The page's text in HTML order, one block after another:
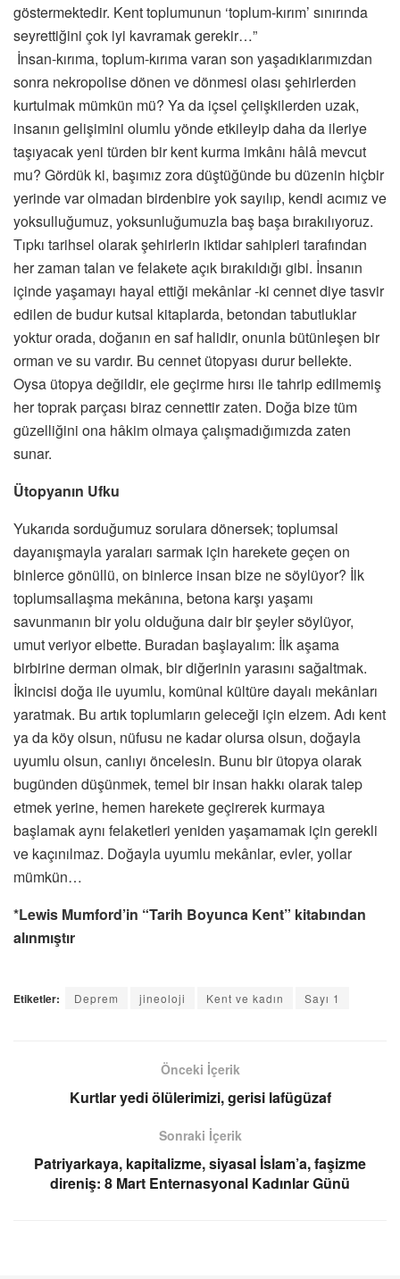
göstermektedir. Kent toplumunun ‘toplum-kırım’ sınırında
seyrettiğini çok iyi kavramak gerekir…”
İnsan-kırıma, toplum-kırıma varan son yaşadıklarımızdan
sonra nekropolise dönen ve dönmesi olası şehirlerden
kurtulmak mümkün mü? Ya da içsel çelişkilerden uzak,
insanın gelişimini olumlu yönde etkileyip daha da ileriye
taşıyacak yeni türden bir kent kurma imkânı hâlâ mevcut
mu? Gördük ki, başımız zora düştüğünde bu düzenin hiçbir
yerinde var olmadan birdenbire yok sayılıp, kendi acımız ve
yoksulluğumuz, yoksunluğumuzla baş başa bırakılıyoruz.
Tıpkı tarihsel olarak şehirlerin iktidar sahipleri tarafından
her zaman talan ve felakete açık bırakıldığı gibi. İnsanın
içinde yaşamayı hayal ettiği mekânlar -ki cennet diye tasvir
edilen de budur kutsal kitaplarda, betondan tabutluklar
yoktur orada, doğanın en saf halidir, onunla bütünleşen bir
orman ve su vardır. Bu cennet ütopyası durur bellekte.
Oysa ütopya değildir, ele geçirme hırsı ile tahrip edilmemiş
her toprak parçası biraz cennettir zaten. Doğa bize tüm
güzelliğini ona hâkim olmaya çalışmadığımızda zaten
sunar.
Ütopyanın Ufku
Yukarıda sorduğumuz sorulara dönersek; toplumsal
dayanışmayla yaraları sarmak için harekete geçen on
binlerce gönüllü, on binlerce insan bize ne söylüyor? İlk
toplumsallaşma mekânına, betona karşı yaşamı
savunmanın bir yolu olduğuna dair bir şeyler söylüyor,
umut veriyor elbette. Buradan başlayalım: İlk aşama
birbirine derman olmak, bir diğerinin yarasını sağaltmak.
İkincisi doğa ile uyumlu, komünal kültüre dayalı mekânları
yaratmak. Bu artık toplumların geleceği için elzem. Adı kent
ya da köy olsun, nüfusu ne kadar olursa olsun, doğayla
uyumlu olsun, canlıyı öncelesin. Bunu bir ütopya olarak
bugünden düşünmek, temel bir insan hakkı olarak talep
etmek yerine, hemen harekete geçirerek kurmaya
başlamak aynı felaketleri yeniden yaşamamak için gerekli
ve kaçınılmaz. Doğayla uyumlu mekânlar, evler, yollar
mümkün…
*Lewis Mumford’in “Tarih Boyunca Kent” kitabından
alınmıştır
Etiketler: Deprem jineoloji Kent ve kadın Sayı 1
Önceki İçerik
Kurtlar yedi ölülerimizi, gerisi lafügüzaf
Sonraki İçerik
Patriyarkaya, kapitalizme, siyasal İslam’a, faşizme
direniş: 8 Mart Enternasyonal Kadınlar Günü